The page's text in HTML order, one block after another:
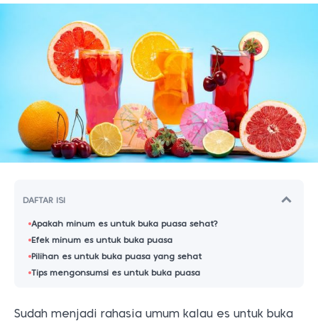
DAFTAR ISI
Apakah minum es untuk buka puasa sehat?
Efek minum es untuk buka puasa
Pilihan es untuk buka puasa yang sehat
Tips mengonsumsi es untuk buka puasa
Sudah menjadi rahasia umum kalau es untuk buka